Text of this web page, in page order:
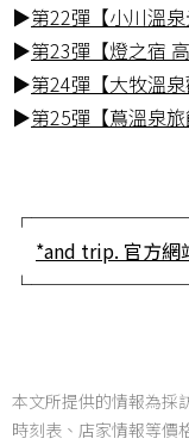
▶第22彈【小川溫泉
▶第23彈【燈之宿 高
▶第24彈【大牧溫泉
▶第25彈【蔦溫泉旅
*and trip. 官方網
本文所提供的情報為採
時刻表、店家情報等價